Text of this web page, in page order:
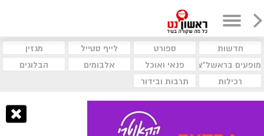
חדשות ספורט לייף סטייל
מגזין
מופעים בראשל"צ
פנאי ואוכל אלבומים
הבלוגים
רכילות
תרבות ובידור